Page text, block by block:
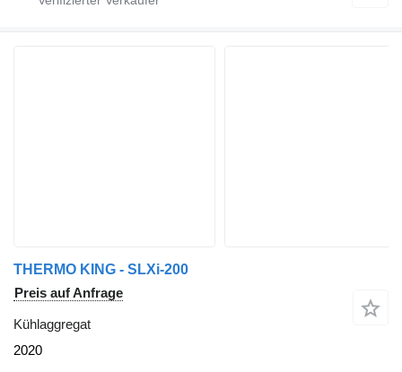
THERMO KING - SLXi-200
Preis auf Anfrage
Kühlaggregat
2020